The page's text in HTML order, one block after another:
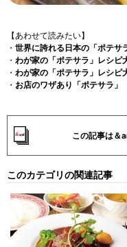
【あわせて読みたい】
・ 世界に誇れる日本の「ポテサ
・ わが家の「ポテサラ」レシ
・ わが家の「ポテサラ」レシ
・ お店のワザあり「ポテサラ」
この記事は＆
このカテゴリの関連記事